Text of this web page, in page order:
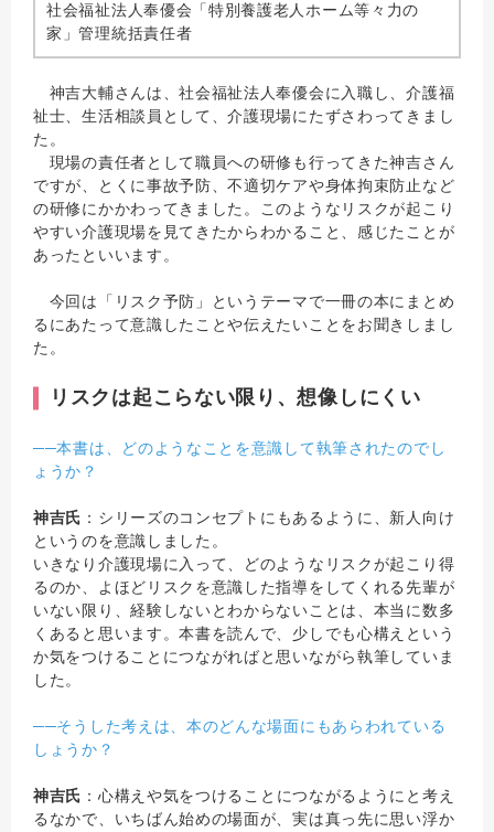
社会福祉法人奉優会「特別養護老人ホーム等々力の
家」管理統括責任者
神吉大輔さんは、社会福祉法人奉優会に入職し、介護福
祉士、生活相談員として、介護現場にたずさわってきまし
た。
現場の責任者として職員への研修も行ってきた神吉さん
ですが、とくに事故予防、不適切ケアや身体拘束防止など
の研修にかかわってきました。このようなリスクが起こり
やすい介護現場を見てきたからわかること、感じたことが
あったといいます。
今回は「リスク予防」というテーマで一冊の本にまとめ
るにあたって意識したことや伝えたいことをお聞きしまし
た。
リスクは起こらない限り、想像しにくい
──本書は、どのようなことを意識して執筆されたのでし
ょうか？
神吉氏 ：シリーズのコンセプトにもあるように、新人向け
というのを意識しました。
いきなり介護現場に入って、どのようなリスクが起こり得
るのか、よほどリスクを意識した指導をしてくれる先輩が
いない限り、経験しないとわからないことは、本当に数多
くあると思います。本書を読んで、少しでも心構えという
か気をつけることにつながればと思いながら執筆していま
した。
──そうした考えは、本のどんな場面にもあらわれている
しょうか？
神吉氏 ：心構えや気をつけることにつながるようにと考え
るなかで、いちばん始めの場面が、実は真っ先に思い浮か